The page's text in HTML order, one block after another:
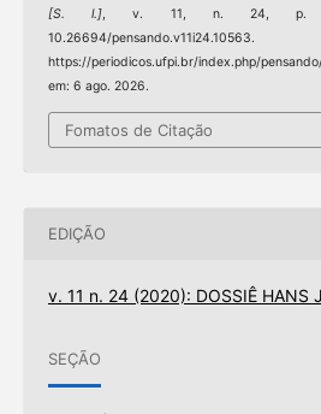
[S. l.], v. 11, n. 24, p.
10.26694/
https://periodicos.ufpi.br/index.php/
em: 6 ago. 2026.
Fomatos de Citação
EDIÇÃO
v. 11 n. 24 (2020): DOSSIÊ HANS
SEÇÃO